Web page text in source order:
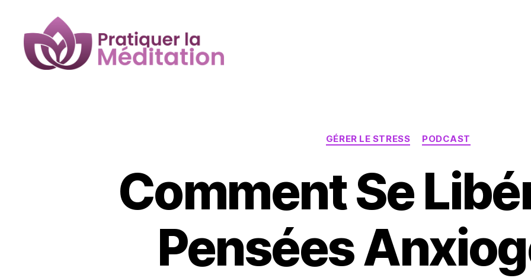
Catégories
GÉRER LE STRESS PODCAST
Comment Se
Pensées